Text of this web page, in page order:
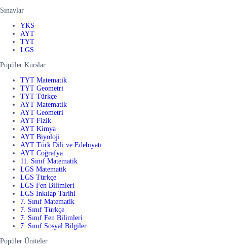
Sınavlar
YKS
AYT
TYT
LGS
Popüler Kurslar
TYT Matematik
TYT Geometri
TYT Türkçe
AYT Matematik
AYT Geometri
AYT Fizik
AYT Kimya
AYT Biyoloji
AYT Türk Dili ve Edebiyatı
AYT Coğrafya
11. Sınıf Matematik
LGS Matematik
LGS Türkçe
LGS Fen Bilimleri
LGS İnkılap Tarihi
7. Sınıf Matematik
7. Sınıf Türkçe
7. Sınıf Fen Bilimleri
7. Sınıf Sosyal Bilgiler
Popüler Üniteler